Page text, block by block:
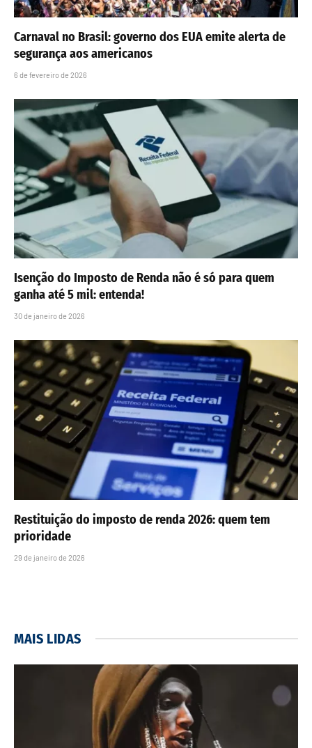
Carnaval no Brasil: governo dos EUA emite alerta de
segurança aos americanos
6 de fevereiro de 2026
Isenção do Imposto de Renda não é só para quem
ganha até 5 mil: entenda!
30 de janeiro de 2026
Restituição do imposto de renda 2026: quem tem
prioridade
29 de janeiro de 2026
MAIS LIDAS